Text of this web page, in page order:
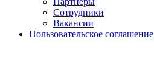
Сотрудники
Вакансии
Пользовательское соглашение